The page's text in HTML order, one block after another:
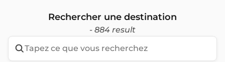
Rechercher une destination
- 884 result